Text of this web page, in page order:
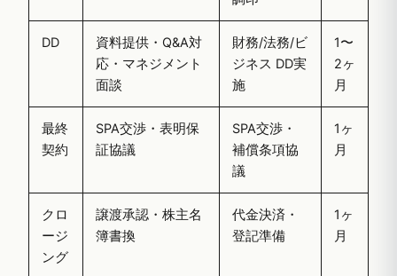
DD
資料提供・Q&A対
応・マネジメント
面談
財務/法務/ビ
ジネス DD実
施
1〜
2ヶ
月
最終
契約
SPA交渉・表明保
証協議
SPA交渉・
補償条項協
議
1ヶ
月
クロ
ージ
ング
譲渡承認・株主名
簿書換
代金決済・
登記準備
1ヶ
月